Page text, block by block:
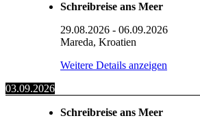
Schreibreise ans Meer
29.08.2026 - 06.09.2026
Mareda, Kroatien
Weitere Details anzeigen
03.09.2026
Schreibreise ans Meer